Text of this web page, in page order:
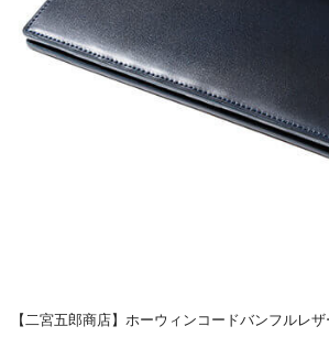
【二宮五郎商店】ホーウィンコードバンフルレ